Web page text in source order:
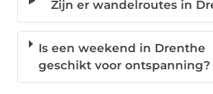
Zijn er wandelroutes in
Is een weekend in Drenthe
geschikt voor ontspanning?